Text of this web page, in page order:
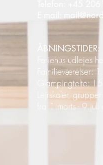
ÅBNINGSTIDER:
Feriehus udlejes
Familieværelser:
Glampingtelte:
Lejrskoler,
fra 1.marts -